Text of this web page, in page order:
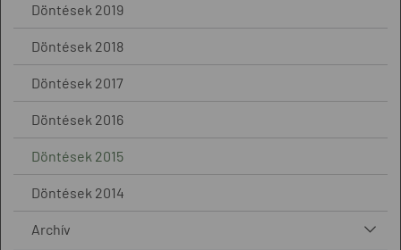
Döntések 2019
Döntések 2018
Döntések 2017
Döntések 2016
Döntések 2015
Döntések 2014
Archív